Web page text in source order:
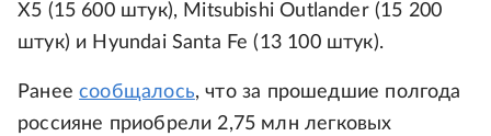
X5 (15 600 штук), Mitsubishi Outlander (15 200
штук) и Hyundai Santa Fe (13 100 штук).
Ранеесообщалось, что за прошедшие полгода
россияне приобрели 2,75 млн легковых